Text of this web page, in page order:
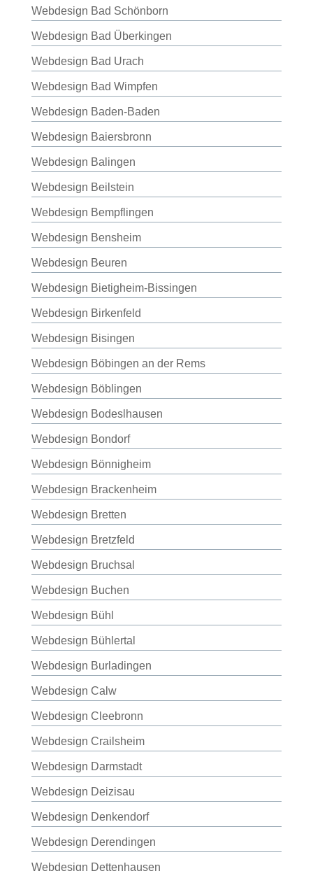
Webdesign Bad Schönborn
Webdesign Bad Überkingen
Webdesign Bad Urach
Webdesign Bad Wimpfen
Webdesign Baden-Baden
Webdesign Baiersbronn
Webdesign Balingen
Webdesign Beilstein
Webdesign Bempflingen
Webdesign Bensheim
Webdesign Beuren
Webdesign Bietigheim-Bissingen
Webdesign Birkenfeld
Webdesign Bisingen
Webdesign Böbingen an der Rems
Webdesign Böblingen
Webdesign Bodeslhausen
Webdesign Bondorf
Webdesign Bönnigheim
Webdesign Brackenheim
Webdesign Bretten
Webdesign Bretzfeld
Webdesign Bruchsal
Webdesign Buchen
Webdesign Bühl
Webdesign Bühlertal
Webdesign Burladingen
Webdesign Calw
Webdesign Cleebronn
Webdesign Crailsheim
Webdesign Darmstadt
Webdesign Deizisau
Webdesign Denkendorf
Webdesign Derendingen
Webdesign Dettenhausen